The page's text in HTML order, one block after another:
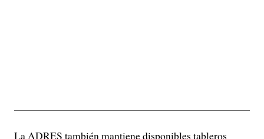
La ADRES también mantiene disponibles tableros